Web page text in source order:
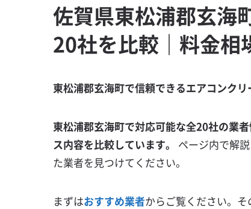
佐賀県東松浦郡玄海
20社を比較｜料金相
東松浦郡玄海町で信頼できるエアコンクリ
東松浦郡玄海町で対応可能な全20社の業
ス内容を比較しています。
ページ内で解
た業者を見つけてください。
まずはおすすめ業者からご覧ください。そ